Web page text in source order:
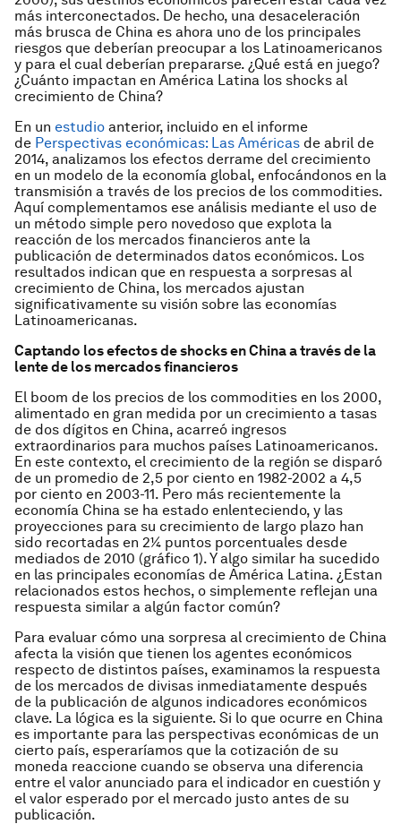
más interconectados. De hecho, una desaceleración
más brusca de China es ahora uno de los principales
riesgos que deberían preocupar a los Latinoamericanos
y para el cual deberían prepararse. ¿Qué está en juego?
¿Cuánto impactan en América Latina los shocks al
crecimiento de China?
En un estudio anterior, incluido en el informe
de Perspectivas económicas: Las Américas de abril de
2014, analizamos los efectos derrame del crecimiento
en un modelo de la economía global, enfocándonos en la
transmisión a través de los precios de los commodities.
Aquí complementamos ese análisis mediante el uso de
un método simple pero novedoso que explota la
reacción de los mercados financieros ante la
publicación de determinados datos económicos. Los
resultados indican que en respuesta a sorpresas al
crecimiento de China, los mercados ajustan
significativamente su visión sobre las economías
Latinoamericanas.
Captando los efectos de shocks en China a través de la
lente de los mercados financieros
El boom de los precios de los commodities en los 2000,
alimentado en gran medida por un crecimiento a tasas
de dos dígitos en China, acarreó ingresos
extraordinarios para muchos países Latinoamericanos.
En este contexto, el crecimiento de la región se disparó
de un promedio de 2,5 por ciento en 1982-2002 a 4,5
por ciento en 2003-11. Pero más recientemente la
economía China se ha estado enlenteciendo, y las
proyecciones para su crecimiento de largo plazo han
sido recortadas en 2¼ puntos porcentuales desde
mediados de 2010 (gráfico 1). Y algo similar ha sucedido
en las principales economías de América Latina. ¿Estan
relacionados estos hechos, o simplemente reflejan una
respuesta similar a algún factor común?
Para evaluar cómo una sorpresa al crecimiento de China
afecta la visión que tienen los agentes económicos
respecto de distintos países, examinamos la respuesta
de los mercados de divisas inmediatamente después
de la publicación de algunos indicadores económicos
clave. La lógica es la siguiente. Si lo que ocurre en China
es importante para las perspectivas económicas de un
cierto país, esperaríamos que la cotización de su
moneda reaccione cuando se observa una diferencia
entre el valor anunciado para el indicador en cuestión y
el valor esperado por el mercado justo antes de su
publicación.